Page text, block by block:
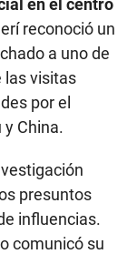
reconoció un
a uno de
las visitas
por el
y China.
presuntos
influencias.
comunicó su